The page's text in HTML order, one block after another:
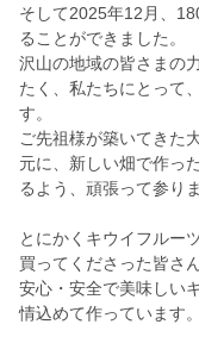
そして2025年12月、
ることができました。
沢山の地域の皆さまの
たく、私たちにとって
す。
ご先祖様が築いてきた
元に、新しい畑で作っ
るよう、頑張って参りま
とにかくキウイフルー
買ってくださった皆さ
安心・安全で美味しい
情込めて作っています。